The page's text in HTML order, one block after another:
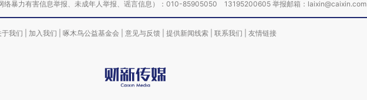
络暴力有害信息举报、未成年人举报、谣言信息）：010-85905050 13195200605 举报邮箱：laixin@caixin.com
于我们 加入我们 啄木鸟公益基金会 意见与反馈 提供新闻线索 联系我们 友情链接